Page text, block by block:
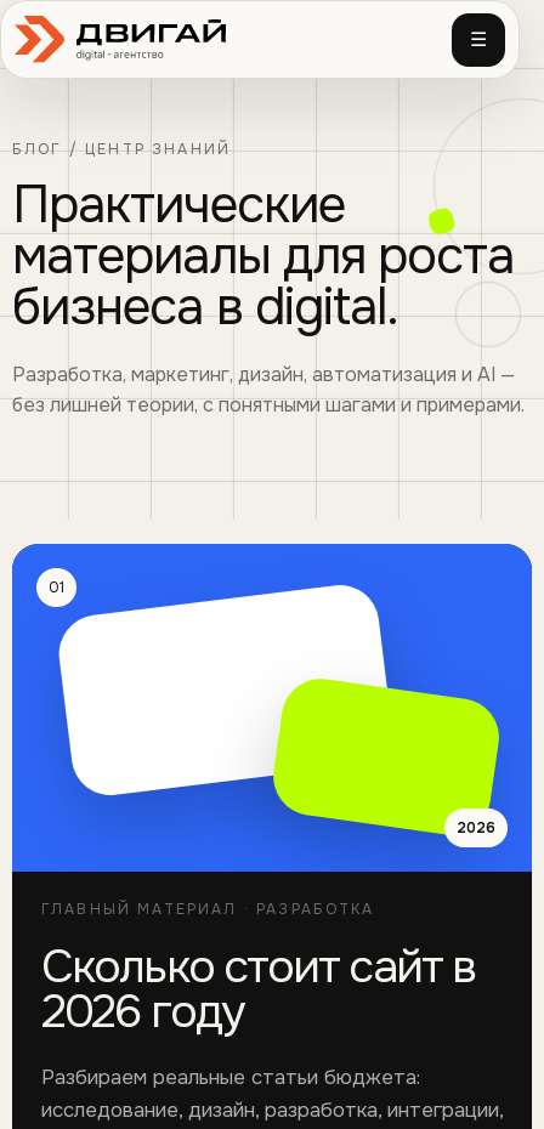
☰
БЛОГ / ЦЕНТР ЗНАНИЙ
Практические
материалы для роста
бизнеса в digital.
Разработка, маркетинг, дизайн, автоматизация и AI —
без лишней теории, с понятными шагами и примерами.
01
2026
ГЛАВНЫЙ МАТЕРИАЛ · РАЗРАБОТКА
Сколько стоит сайт в
2026 году
Разбираем реальные статьи бюджета:
исследование, дизайн, разработка, интеграции,